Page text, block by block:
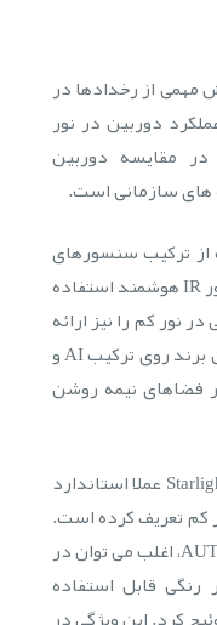
مهمی از رخدادها در
دوربین در نور
مقایسه دوربین
های سازمانی است.
از ترکیب سنسورهای
حساس، کاهش نویز چند مرحله ای و نور IR هوشمند استفاده
نور کم را نیز ارائه
می دهند. با این وجود، تمرکز اصلی این برند روی ترکیب AI و
فضاهای نیمه روشن
در مقابل، بوش با معرفی سری های Starlight عملا استاندارد
کم تعریف کرده است.
در دوربین هایی مثل MIC و AUTODOME، اغلب می توان در
قابل استفاده